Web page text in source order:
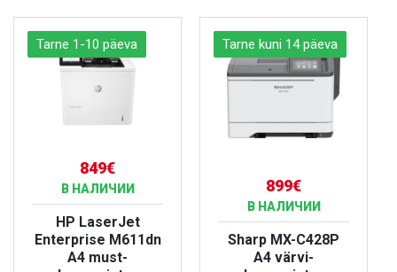
Tarne 1-10 päeva
849€
В НАЛИЧИИ
HP LaserJet
Enterprise M611dn
A4 must-
Tarne kuni 14 päeva
899€
В НАЛИЧИИ
Sharp MX-C428P
A4 värvi-